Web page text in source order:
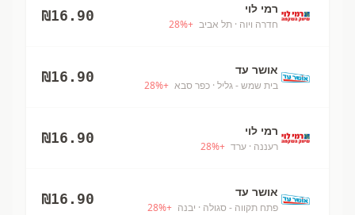
רמי לוי
חדרה ויוה · תל אביב +
28%
₪16.90
אושר עד
בית שמש - גליל · כפר סבא +
28%
₪16.90
רמי לוי
רעננה · ערד +
28%
₪16.90
אושר עד
פתח תקווה - סגולה · יבנה +
28%
₪16.90